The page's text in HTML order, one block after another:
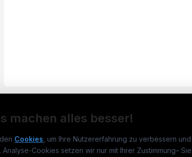
machen alles besser!
Cookies , um Ihre Nutzererfahrung zu verbessern
Analyse-Cookies setzen wir nur mit Ihrer Zustimmung–